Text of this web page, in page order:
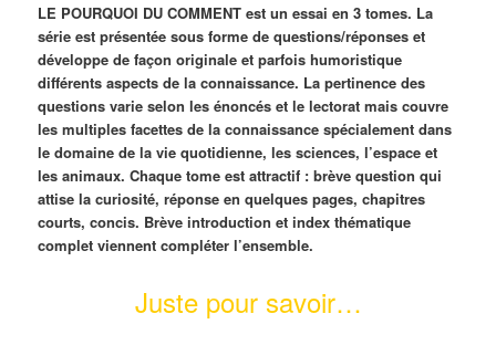
LE POURQUOI DU COMMENT est un essai en 3 tomes. La
série est présentée sous forme de questions/réponses et
développe de façon originale et parfois humoristique
différents aspects de la connaissance. La pertinence des
questions varie selon les énoncés et le lectorat mais couvre
les multiples facettes de la connaissance spécialement dans
le domaine de la vie quotidienne, les sciences, l’espace et
les animaux. Chaque tome est attractif : brève question qui
attise la curiosité, réponse en quelques pages, chapitres
courts, concis. Brève introduction et index thématique
complet viennent compléter l’ensemble.
Juste pour savoir…